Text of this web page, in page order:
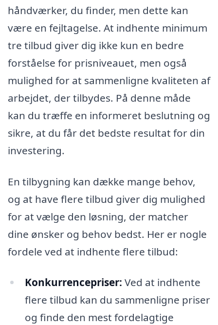
håndværker, du finder, men dette kan
være en fejltagelse. At indhente minimum
tre tilbud giver dig ikke kun en bedre
forståelse for prisniveauet, men også
mulighed for at sammenligne kvaliteten af
arbejdet, der tilbydes. På denne måde
kan du træffe en informeret beslutning og
sikre, at du får det bedste resultat for din
investering.
En tilbygning kan dække mange behov,
og at have flere tilbud giver dig mulighed
for at vælge den løsning, der matcher
dine ønsker og behov bedst. Her er nogle
fordele ved at indhente flere tilbud:
Konkurrencepriser: Ved at indhente
flere tilbud kan du sammenligne priser
og finde den mest fordelagtige